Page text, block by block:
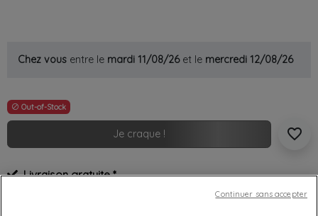
Chez vous entre le mardi 11/08/26et le mercredi 12/08/26
 Out-of-Stock
Je craque ! favorite_border
Livraison gratuite *
Continuer sans accepter